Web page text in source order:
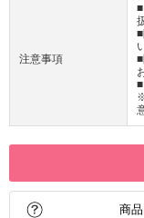
注意事項
商